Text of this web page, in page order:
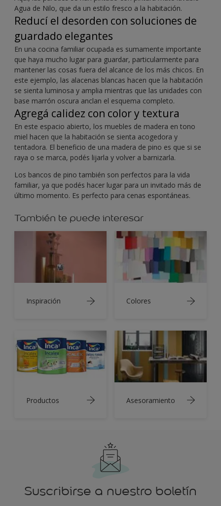
Agua de Nilo, que da un estilo fresco a la habitación.
Reducí el desorden con soluciones de
guardado elegantes
En una cocina familiar ocupada es sumamente importante
que haya mucho lugar para guardar, particularmente para
mantener las cosas fuera del alcance de los más chicos. En
este ejemplo, las alacenas blancas hacen que la habitación
se sienta luminosa y amplia mientras que las unidades con
base marrón oscura anclan el esquema completo.
Agregá calidez con color y textura
En este espacio abierto, los muebles de madera en tono
miel hacen que la habitación se sienta acogedora y
tentadora. El beneficio de una madera de pino es que si se
raya o se marca, podés lijarla y volver a barnizarla.
Los bancos de pino también son perfectos para la vida
familiar, ya que podés hacer lugar para un invitado más de
último momento. Es perfecto para cenas espontáneas.
También te puede interesar
Inspiración Colores
Productos Asesoramiento
Suscribirse a nuestro boletín